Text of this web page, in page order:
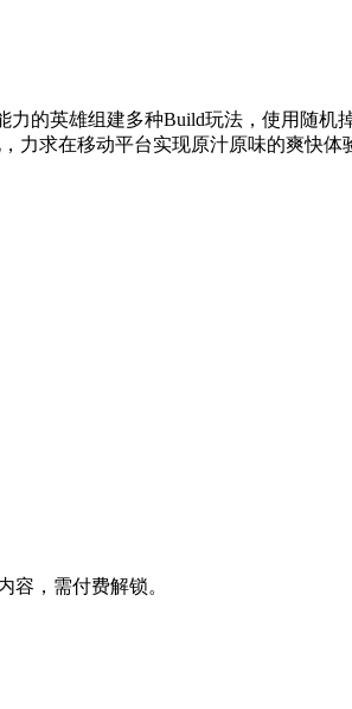
力的英雄组建多种Build玩法，使用随机
力求在移动平台实现原汁原味的爽快体
容，需付费解锁。